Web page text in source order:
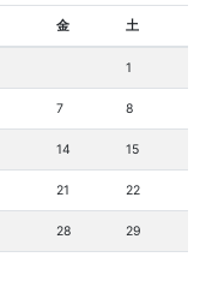
金 土
1
7 8
14 15
21 22
28 29